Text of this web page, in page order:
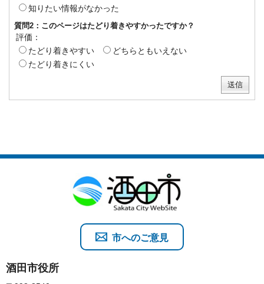
知りたい情報がなかった
質問2：このページはたどり着きやすかったですか？
評価：
たどり着きやすい
どちらともいえない
たどり着きにくい
酒田市役所
市へのご意見